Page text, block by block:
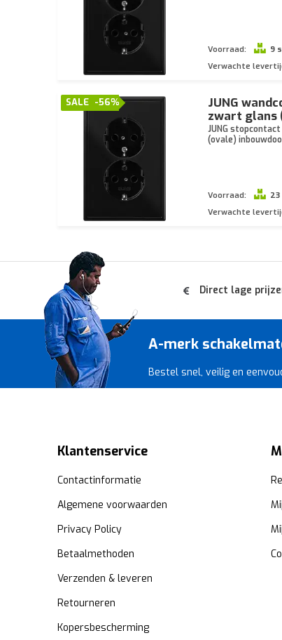
Voorraad:
9
Verwachte
-56%
SALE
JUNG
zwart glans
JUNG
(ovale)
Voorraad:
Verwachte
Direct lage
A-merk
Bestel snel, veilig en
Klantenservice
Contactinformatie
Algemene voorwaarden
Privacy Policy
Betaalmethoden
Verzenden & leveren
Retourneren
Kopersbescherming